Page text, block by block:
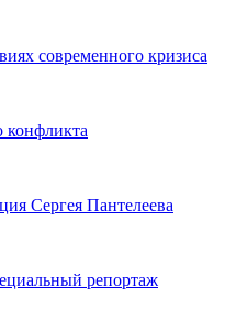
современного кризиса
конфликта
Сергея Пантелеева
репортаж